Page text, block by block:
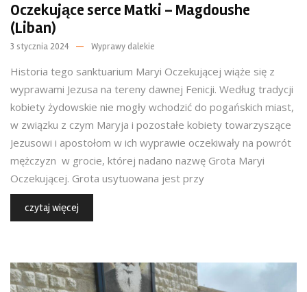
Oczekujące serce Matki – Magdoushe
(Liban)
3 stycznia 2024 Wyprawy dalekie
Historia tego sanktuarium Maryi Oczekującej wiąże się z
wyprawami Jezusa na tereny dawnej Fenicji. Według tradycji
kobiety żydowskie nie mogły wchodzić do pogańskich miast,
w związku z czym Maryja i pozostałe kobiety towarzyszące
Jezusowi i apostołom w ich wyprawie oczekiwały na powrót
mężczyzn w grocie, której nadano nazwę Grota Maryi
Oczekującej. Grota usytuowana jest przy
czytaj więcej